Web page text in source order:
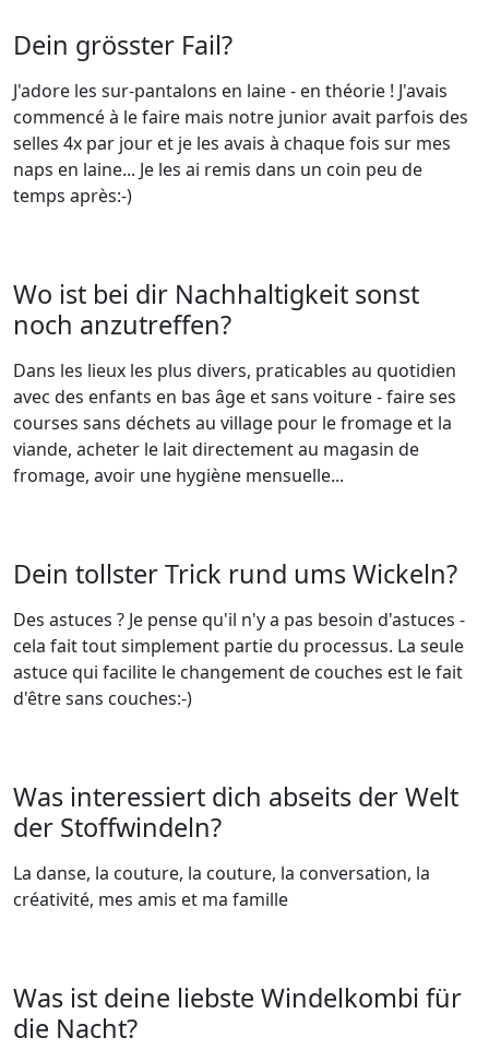
Dein grösster Fail?
J'adore les sur-pantalons en laine - en théorie ! J'avais
commencé à le faire mais notre junior avait parfois des
selles 4x par jour et je les avais à chaque fois sur mes
naps en laine... Je les ai remis dans un coin peu de
temps après:-)
Wo ist bei dir Nachhaltigkeit sonst
noch anzutreffen?
Dans les lieux les plus divers, praticables au quotidien
avec des enfants en bas âge et sans voiture - faire ses
courses sans déchets au village pour le fromage et la
viande, acheter le lait directement au magasin de
fromage, avoir une hygiène mensuelle...
Dein tollster Trick rund ums Wickeln?
Des astuces ? Je pense qu'il n'y a pas besoin d'astuces -
cela fait tout simplement partie du processus. La seule
astuce qui facilite le changement de couches est le fait
d'être sans couches:-)
Was interessiert dich abseits der Welt
der Stoffwindeln?
La danse, la couture, la couture, la conversation, la
créativité, mes amis et ma famille
Was ist deine liebste Windelkombi für
die Nacht?